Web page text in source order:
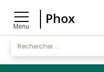
Menu
Phox